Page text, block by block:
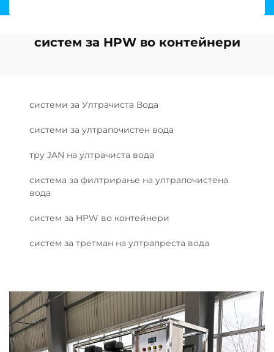
систем за HPW во контейнери
системи за Ултрачиста Вода
системи за ултрапочистен вода
тру JAN на ултрачиста вода
система за филтрирање на ултрапочистена
вода
систем за HPW во контейнери
систем за третман на ултрапреста вода